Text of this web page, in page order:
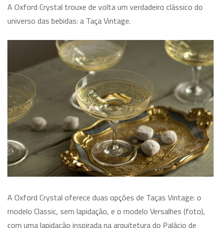
A Oxford Crystal trouxe de volta um verdadeiro clássico do
universo das bebidas: a Taça Vintage.
A Oxford Crystal oferece duas opções de Taças Vintage: o
modelo Classic, sem lapidação, e o modelo Versalhes (foto),
com uma lapidação inspirada na arquitetura do Palácio de